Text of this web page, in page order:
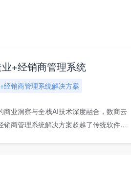
+经销商管理系统
经销商管理系统解决方案
商业洞察与全栈AI技术深度融合，数商云
销商管理系统解决方案超越了传统软件作